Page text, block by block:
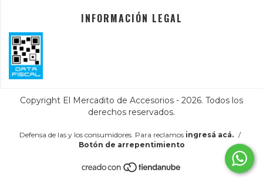
INFORMACIÓN LEGAL
Copyright El Mercadito de Accesorios - 2026. Todos los
derechos reservados.
Defensa de las y los consumidores. Para reclamos ingresá acá. /
Botón de arrepentimiento